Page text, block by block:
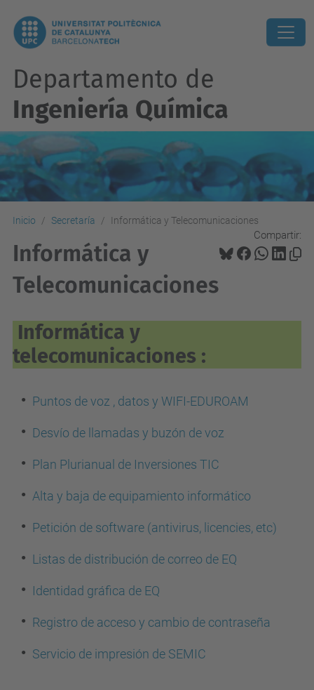
Departamento de
Ingeniería Química
Inicio Secretaría Informática y Telecomunicaciones
Compartir:
Informática y
Telecomunicaciones
Informática y
telecomunicaciones :
Puntos de voz , datos y WIFI-EDUROAM
Desvío de llamadas y buzón de voz
Plan Plurianual de Inversiones TIC
Alta y baja de equipamiento informático
Petición de software (antivirus, licencies, etc)
Listas de distribución de correo de EQ
Identidad gráfica de EQ
Registro de acceso y cambio de contraseña
Servicio de impresión de SEMIC